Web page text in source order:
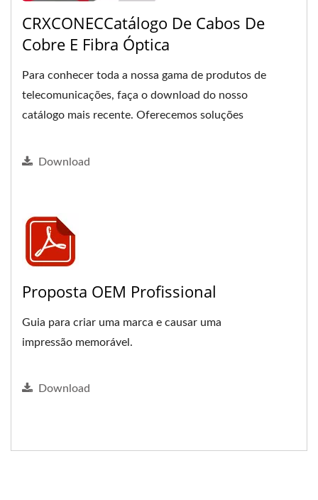
CRXCONECCatálogo De Cabos De
Cobre E Fibra Óptica
Para conhecer toda a nossa gama de produtos de
telecomunicações, faça o download do nosso
catálogo mais recente. Oferecemos soluções
Download
Proposta OEM Profissional
Guia para criar uma marca e causar uma
impressão memorável.
Download